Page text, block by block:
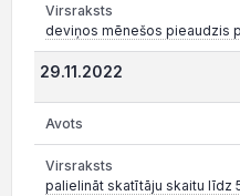
deviņos mēnešos pieaudzis
29.11.2022
palielināt skatītāju skaitu līdz